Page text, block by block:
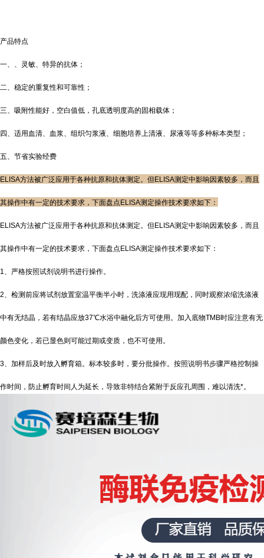
产品特点
一、、灵敏、特异的抗体；
二、稳定的重复性和可靠性；
三、吸附性能好，空白值低，孔底透明度高的固相载体；
四、适用血清、血浆、组织匀浆液、细胞培养上清液、尿液等等多种标本类型；
五、节省实验经费
ELISA方法被广泛应用于各种抗原和抗体测定。但ELISA测定中影响因素较多，而且
其操作中有一定的技术要求，下面盘点ELISA测定操作技术要求如下：
ELISA方法被广泛应用于各种抗原和抗体测定。但ELISA测定中影响因素较多，而且
其操作中有一定的技术要求，下面盘点ELISA测定操作技术要求如下：
1、严格按照试剂说明书进行操作。
2、检测前应将试剂放置室温平衡半小时，洗涤液应现用现配，同时观察浓缩洗涤液
中有无结晶，若有结晶应放37℃水浴中融化后方可使用。加入底物TMB时应注意有无
颜色变化，若已显色则可能过期或变质，也不可使用。
3、加样后及时放入孵育箱。标本较多时，要分批操作。按照说明书步骤严格控制操
作时间，防止孵育时间人为延长，导致非特结合紧附于反应孔周围，难以清洗*。